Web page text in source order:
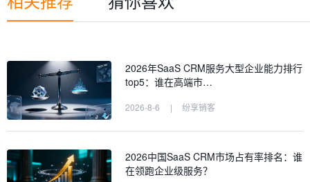
2026年SaaS CRM服务大型企业能力排行
top5：谁在高端市…
2026-8-6 | 纷享销客
2026中国SaaS CRM市场占有率排名：谁
在领跑企业级服务？